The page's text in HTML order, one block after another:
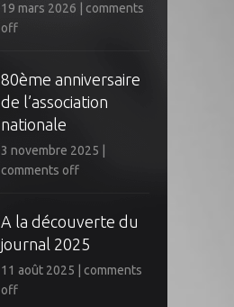
19 mars 2026
comments
off
80ème anniversaire
de l’association
nationale
3 novembre 2025
comments off
A la découverte du
journal 2025
11 août 2025
comments
off